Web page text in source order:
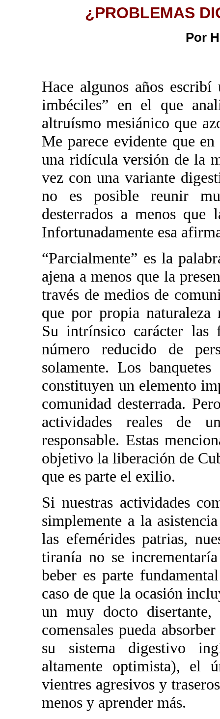
¿PROBLEMAS
Por
Hace algunos años
imbéciles” en el que
altruísmo mesiánico que
Me parece evidente que
una ridícula versión de la
vez con una variante
no es posible reunir
desterrados a menos que
Infortunadamente esa
“Parcialmente” es la
ajena a menos que la
través de medios de
que por propia naturaleza
Su intrínsico carácter las
número reducido de
solamente. Los
constituyen un elemento
comunidad desterrada.
actividades reales de
responsable. Estas
objetivo la liberación de
que es parte el exilio.
Si nuestras actividades
simplemente a la
las efemérides patrias,
tiranía no se
beber es parte
caso de que la ocasión
un muy docto
comensales pueda
su sistema digestivo
altamente optimista), el
vientres agresivos y
menos y aprender más.